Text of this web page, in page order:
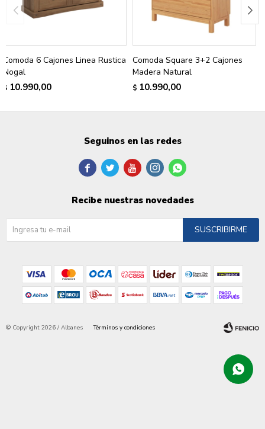
Comoda 6 Cajones Linea Rustica
Nogal
$ 10.990,00
Comoda Square 3+2 Cajones
Madera Natural
$ 10.990,00
Seguinos en las redes
    
Recibe nuestras novedades
SUSCRIBIRME
© Copyright 2026 / Albanes Términos y condiciones